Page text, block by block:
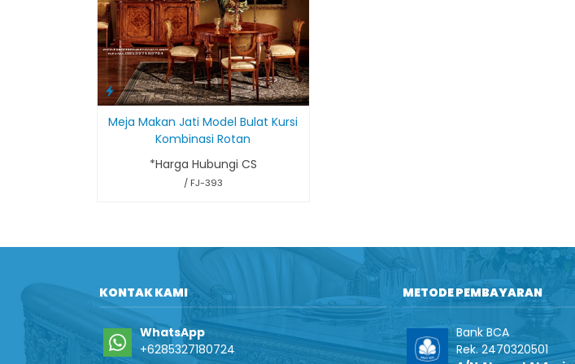
Meja Makan Jati Model Bulat Kursi
Kombinasi Rotan
*Harga Hubungi CS
/ FJ-393
KONTAK KAMI
WhatsApp
+6285327180724
METODE PEMBAYARAN
Bank BCA
Rek. 2470320501